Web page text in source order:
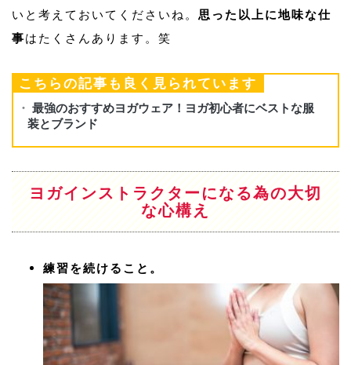
いと考えておいてくださいね。 思った以上に地味な仕
事はたくさんあります。笑
こちらの記事も良く見られています
ヨガインストラクターになる為の大切
な心構え
練習を続けること。